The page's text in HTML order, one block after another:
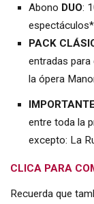
Abono DUO:
espectáculos*
PACK
entradas para
la ópera
entre toda la
excepto: La
CLICA PARA
Recuerda que